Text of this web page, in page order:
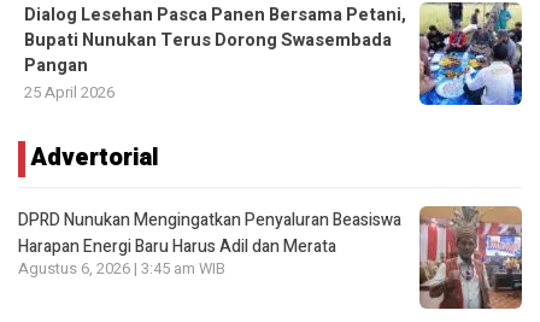
Dialog Lesehan Pasca Panen Bersama Petani,
Bupati Nunukan Terus Dorong Swasembada
Pangan
25 April 2026
Advertorial
DPRD Nunukan Mengingatkan Penyaluran Beasiswa
Harapan Energi Baru Harus Adil dan Merata
Agustus 6, 2026 | 3:45 am WIB